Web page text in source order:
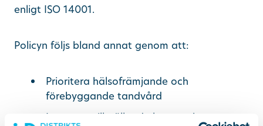
enligt ISO 14001.
Policyn följs bland annat genom att:
Prioritera hälsofrämjande och
förebyggande tandvård
Leva upp till gällande lagar och